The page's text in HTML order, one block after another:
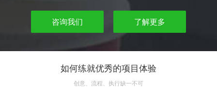
咨询我们 了解更多
如何练就优秀的项目体验
创意、流程、执行缺一不可